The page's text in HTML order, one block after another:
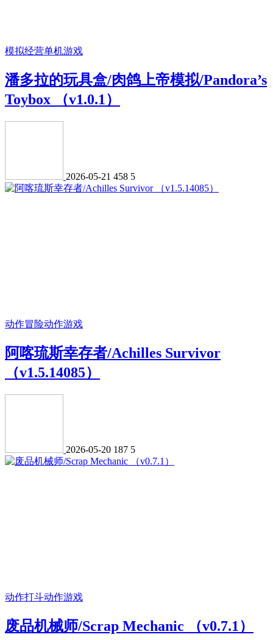
模拟经营单机游戏
潘多拉的玩具盒/肉鸽上帝模拟/Pandora’s
Toybox （v1.0.1）
2026-05-21 458 5
动作冒险动作游戏
阿喀琉斯幸存者/Achilles Survivor
（v1.5.14085）
2026-05-20 187 5
动作打斗动作游戏
废品机械师/Scrap Mechanic （v0.7.1）